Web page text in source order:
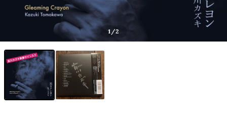
1 /2